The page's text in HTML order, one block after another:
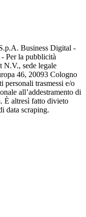
Business Digital -
Per la pubblicità
sede legale
46, 20093 Cologno
personali trasmessi e/o
all’addestramento di
È altresì fatto divieto
data scraping.